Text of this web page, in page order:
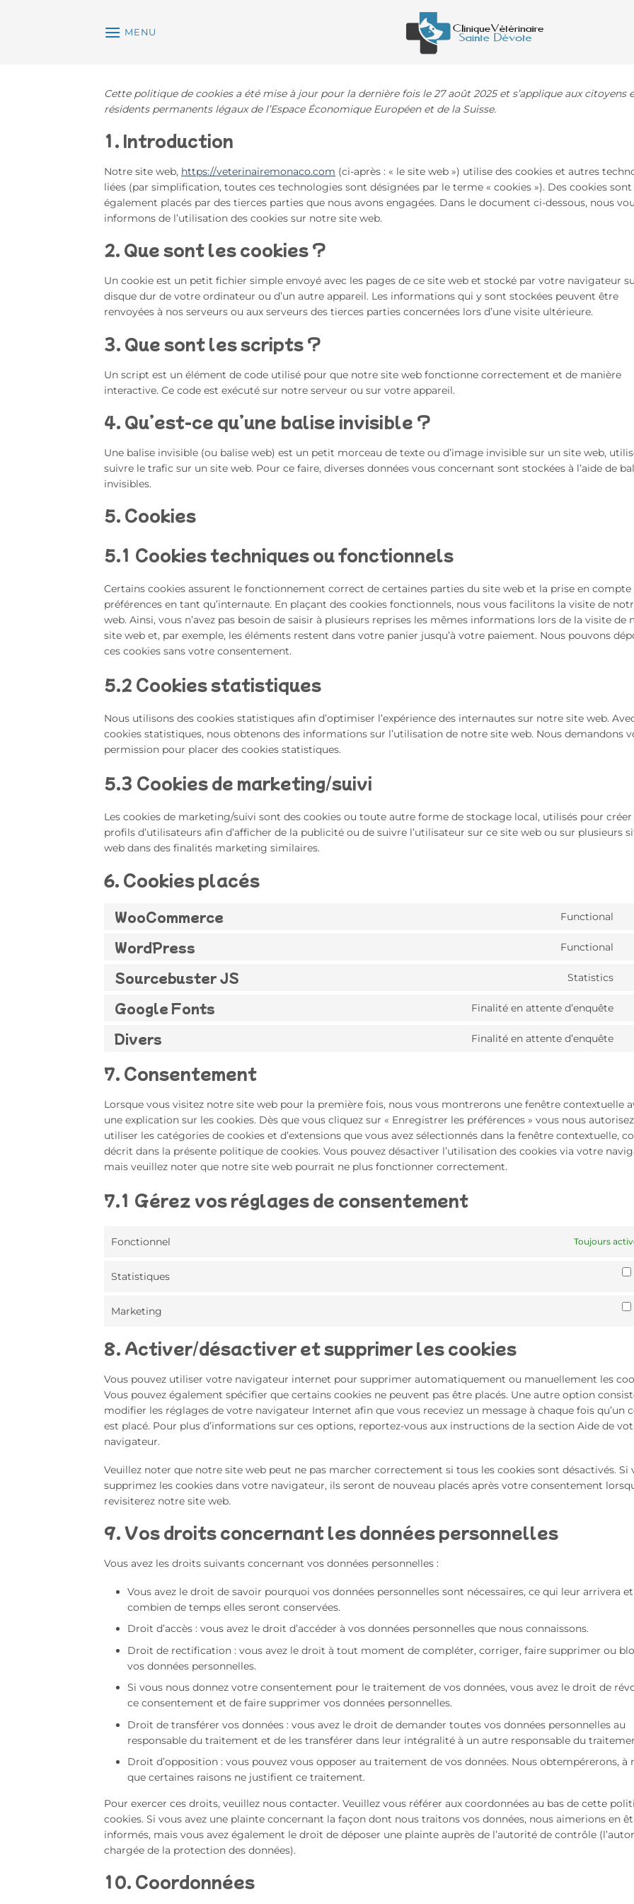
MENU
Cette politique de cookies a été mise à jour pour la dernière fois le 27 août 2025 et s’applique aux citoyens
résidents permanents légaux de l’Espace Économique Européen et de la Suisse.
1. Introduction
Notre site web, https://veterinairemonaco.com (ci-après : « le site web ») utilise des cookies et autres
liées (par simplification, toutes ces technologies sont désignées par le terme « cookies »). Des cookies sont
également placés par des tierces parties que nous avons engagées. Dans le document ci-dessous, nous
informons de l’utilisation des cookies sur notre site web.
2. Que sont les cookies ?
Un cookie est un petit fichier simple envoyé avec les pages de ce site web et stocké par votre navigateur
disque dur de votre ordinateur ou d’un autre appareil. Les informations qui y sont stockées peuvent être
renvoyées à nos serveurs ou aux serveurs des tierces parties concernées lors d’une visite ultérieure.
3. Que sont les scripts ?
Un script est un élément de code utilisé pour que notre site web fonctionne correctement et de manière
interactive. Ce code est exécuté sur notre serveur ou sur votre appareil.
4. Qu’est-ce qu’une balise invisible ?
Une balise invisible (ou balise web) est un petit morceau de texte ou d’image invisible sur un site web,
suivre le trafic sur un site web. Pour ce faire, diverses données vous concernant sont stockées à l’aide de
invisibles.
5. Cookies
5.1 Cookies techniques ou fonctionnels
Certains cookies assurent le fonctionnement correct de certaines parties du site web et la prise en compte
préférences en tant qu’internaute. En plaçant des cookies fonctionnels, nous vous facilitons la visite de
web. Ainsi, vous n’avez pas besoin de saisir à plusieurs reprises les mêmes informations lors de la visite de
site web et, par exemple, les éléments restent dans votre panier jusqu’à votre paiement. Nous pouvons
ces cookies sans votre consentement.
5.2 Cookies statistiques
Nous utilisons des cookies statistiques afin d’optimiser l’expérience des internautes sur notre site web.
cookies statistiques, nous obtenons des informations sur l’utilisation de notre site web. Nous demandons
permission pour placer des cookies statistiques.
5.3 Cookies de marketing/suivi
Les cookies de marketing/suivi sont des cookies ou toute autre forme de stockage local, utilisés pour créer
profils d’utilisateurs afin d’afficher de la publicité ou de suivre l’utilisateur sur ce site web ou sur plusieurs
web dans des finalités marketing similaires.
6. Cookies placés
WooCommerce Functional
WordPress Functional
Sourcebuster JS Statistics
Google Fonts Finalité en attente d’enquête
Divers Finalité en attente d’enquête
7. Consentement
Lorsque vous visitez notre site web pour la première fois, nous vous montrerons une fenêtre contextuelle
une explication sur les cookies. Dès que vous cliquez sur « Enregistrer les préférences » vous nous
utiliser les catégories de cookies et d’extensions que vous avez sélectionnés dans la fenêtre contextuelle,
décrit dans la présente politique de cookies. Vous pouvez désactiver l’utilisation des cookies via votre
mais veuillez noter que notre site web pourrait ne plus fonctionner correctement.
7.1 Gérez vos réglages de consentement
Fonctionnel Toujours
Statistiques
Marketing
8. Activer/désactiver et supprimer les cookies
Vous pouvez utiliser votre navigateur internet pour supprimer automatiquement ou manuellement les
Vous pouvez également spécifier que certains cookies ne peuvent pas être placés. Une autre option
modifier les réglages de votre navigateur Internet afin que vous receviez un message à chaque fois qu’un
est placé. Pour plus d’informations sur ces options, reportez-vous aux instructions de la section Aide de
navigateur.
Veuillez noter que notre site web peut ne pas marcher correctement si tous les cookies sont désactivés. Si
supprimez les cookies dans votre navigateur, ils seront de nouveau placés après votre consentement
revisiterez notre site web.
9. Vos droits concernant les données personnelles
Vous avez les droits suivants concernant vos données personnelles :
Vous avez le droit de savoir pourquoi vos données personnelles sont nécessaires, ce qui leur arrivera et
combien de temps elles seront conservées.
Droit d’accès : vous avez le droit d’accéder à vos données personnelles que nous connaissons.
Droit de rectification : vous avez le droit à tout moment de compléter, corriger, faire supprimer ou
vos données personnelles.
Si vous nous donnez votre consentement pour le traitement de vos données, vous avez le droit de
ce consentement et de faire supprimer vos données personnelles.
Droit de transférer vos données : vous avez le droit de demander toutes vos données personnelles au
responsable du traitement et de les transférer dans leur intégralité à un autre responsable du
Droit d’opposition : vous pouvez vous opposer au traitement de vos données. Nous obtempérerons, à
que certaines raisons ne justifient ce traitement.
Pour exercer ces droits, veuillez nous contacter. Veuillez vous référer aux coordonnées au bas de cette
cookies. Si vous avez une plainte concernant la façon dont nous traitons vos données, nous aimerions en
informés, mais vous avez également le droit de déposer une plainte auprès de l’autorité de contrôle
chargée de la protection des données).
10. Coordonnées